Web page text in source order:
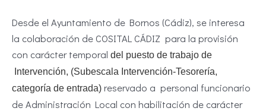
Desde el Ayuntamiento de Bornos (Cádiz), se interesa
la colaboración de COSITAL CÁDIZ para la provisión
con carácter temporal del puesto de trabajo de
Intervención, (Subescala Intervención-Tesorería,
categoría de entrada) reservado a personal funcionario
de Administración Local con habilitación de carácter